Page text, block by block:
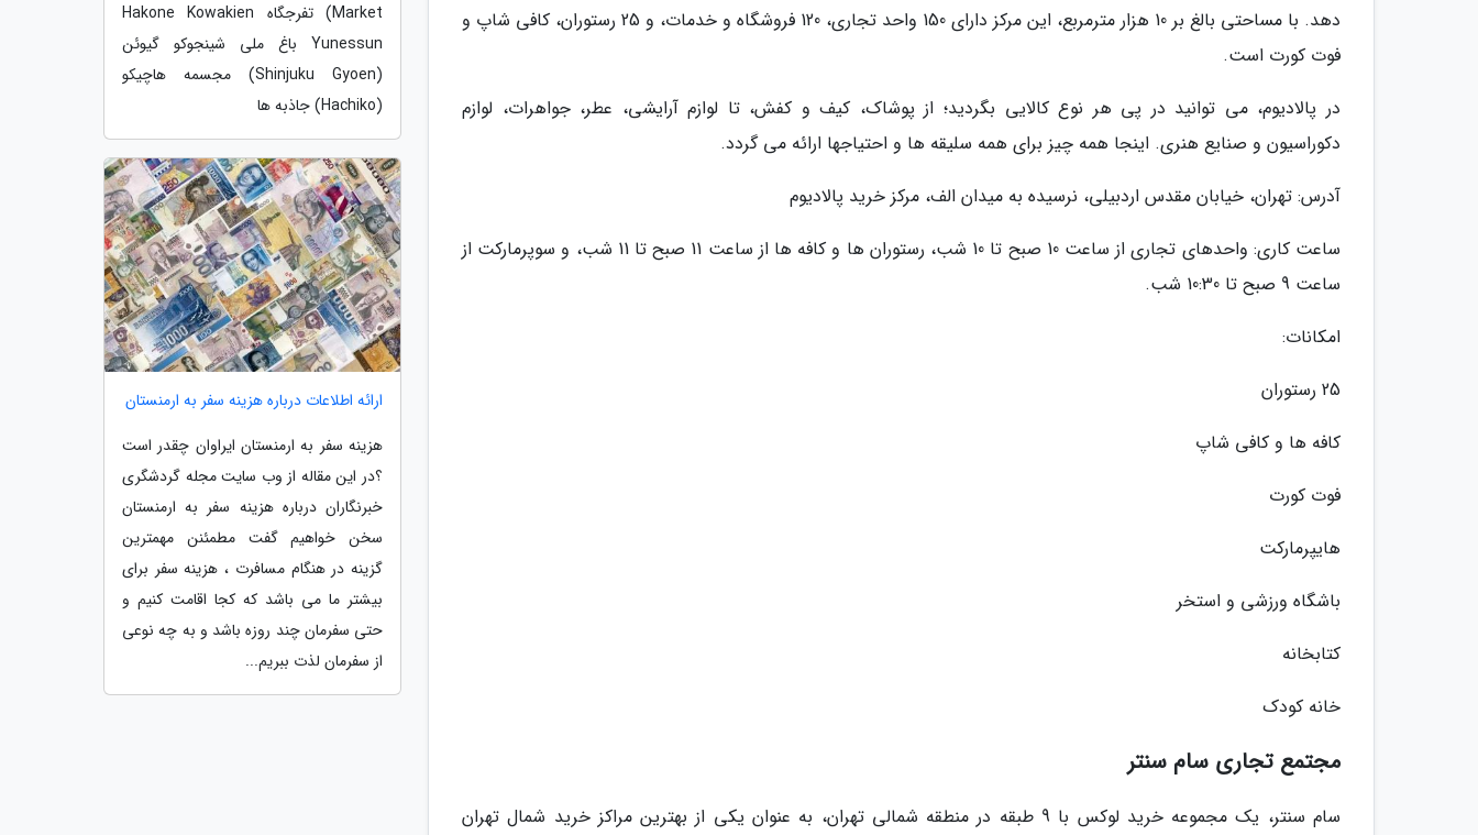
دهد. با مساحتی بالغ بر 10 هزار مترمربع، این مرکز دارای 150 واحد تجاری، 120 فروشگاه و خدمات، و 25 رستوران، کافی شاپ و
فوت کورت است.
در پالادیوم، می توانید در پی هر نوع کالایی بگردید؛ از پوشاک، کیف و کفش، تا لوازم آرایشی، عطر، جواهرات، لوازم
دکوراسیون و صنایع هنری. اینجا همه چیز برای همه سلیقه ها و احتیاجها ارائه می گردد.
آدرس: تهران، خیابان مقدس اردبیلی، نرسیده به میدان الف، مرکز خرید پالادیوم
ساعت کاری: واحدهای تجاری از ساعت 10 صبح تا 10 شب، رستوران ها و کافه ها از ساعت 11 صبح تا 11 شب، و سوپرمارکت از
ساعت 9 صبح تا 10:30 شب.
امکانات:
25 رستوران
کافه ها و کافی شاپ
فوت کورت
هایپرمارکت
باشگاه ورزشی و استخر
کتابخانه
خانه کودک
مجتمع تجاری سام سنتر
سام سنتر، یک مجموعه خرید لوکس با 9 طبقه در منطقه شمالی تهران، به عنوان یکی از بهترین مراکز خرید شمال تهران
Market) تفرجگاه Hakone Kowakien
Yunessun باغ ملی شینجوکو گیوئن
(Shinjuku Gyoen) مجسمه هاچیکو
(Hachiko) جاذبه ها
ارائه اطلاعات درباره هزینه سفر به ارمنستان
هزینه سفر به ارمنستان ایراوان چقدر است
؟در این مقاله از وب سایت مجله گردشگری
خبرنگاران درباره هزینه سفر به ارمنستان
سخن خواهیم گفت مطمئنن مهمترین
گزینه در هنگام مسافرت ، هزینه سفر برای
بیشتر ما می باشد که کجا اقامت کنیم و
حتی سفرمان چند روزه باشد و به چه نوعی
از سفرمان لذت ببریم...